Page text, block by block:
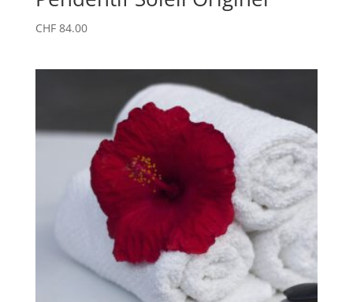
CHF84.00